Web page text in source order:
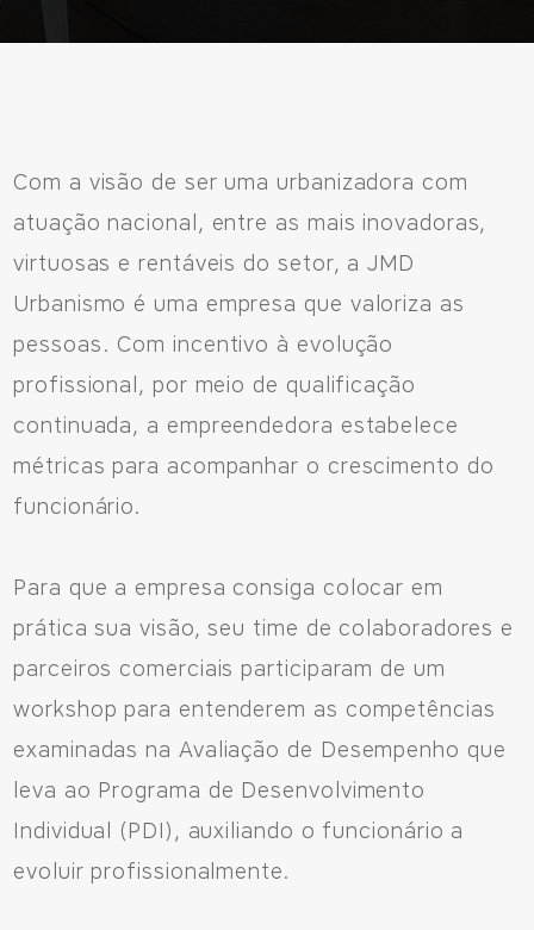
Fale Conosco
Avenida Eiffel, 819 - Aquarela das Artes Bairro Planejado,
Razão Social: Jmd Hamoa Urbanismo Ltda
CNPJ: 04.536.786/0001-17
Sinop/MT - 78.555-453
Fale pelo WhastApp
Com a visão de ser uma urbanizadora com
atuação nacional, entre as mais inovadoras,
virtuosas e rentáveis do setor, a JMD
Urbanismo é uma empresa que valoriza as
pessoas. Com incentivo à evolução
profissional, por meio de qualificação
continuada, a empreendedora estabelece
métricas para acompanhar o crescimento do
funcionário.
Para que a empresa consiga colocar em
prática sua visão, seu time de colaboradores e
parceiros comerciais participaram de um
workshop para entenderem as competências
examinadas na Avaliação de Desempenho que
leva ao Programa de Desenvolvimento
Individual (PDI), auxiliando o funcionário a
evoluir profissionalmente.